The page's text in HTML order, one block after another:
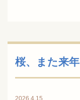
桜、また来年
2026.4.15